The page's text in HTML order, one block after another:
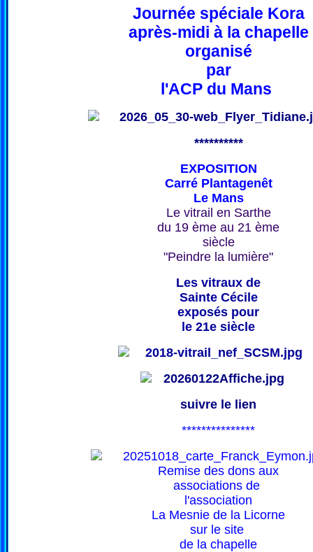
Journée spéciale Kora
après-midi à la chapelle
organisé
par
l'ACP du Mans
**********
EXPOSITION
Carré Plantagenêt
Le Mans
Le vitrail en Sarthe
du 19 ème au 21 ème
siècle
"Peindre la lumière"
Les vitraux de
Sainte Cécile
exposés pour
le 21e siècle
suivre le lien
***************
Remise des dons aux
associations de
l'association
La Mesnie de la Licorne
sur le site
de la chapelle